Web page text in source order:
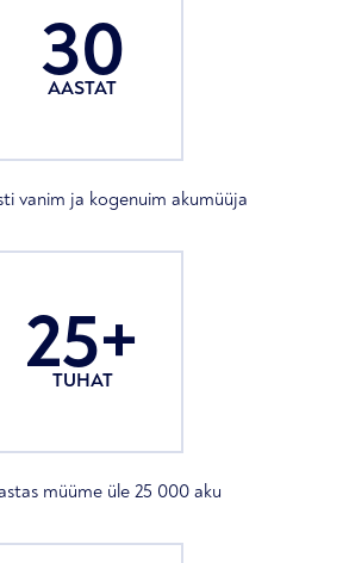
30
AASTAT
vanim ja kogenuim akumüüja
25+
TUHAT
müüme üle 25 000 aku